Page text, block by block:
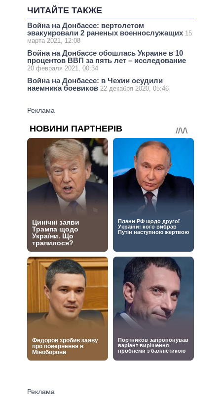
ЧИТАЙТЕ ТАКЖЕ
Война на Донбассе: вертолетом
эвакуировали 2 раненых военнослужащих 15
марта 2021, 12:08
Война на Донбассе обошлась Украине в 10
процентов ВВП за пять лет – исследование
20 февраля 2021, 00:34
Война на Донбассе: в Чехии осудили
наемника боевиков 22 декабря 2020, 05:46